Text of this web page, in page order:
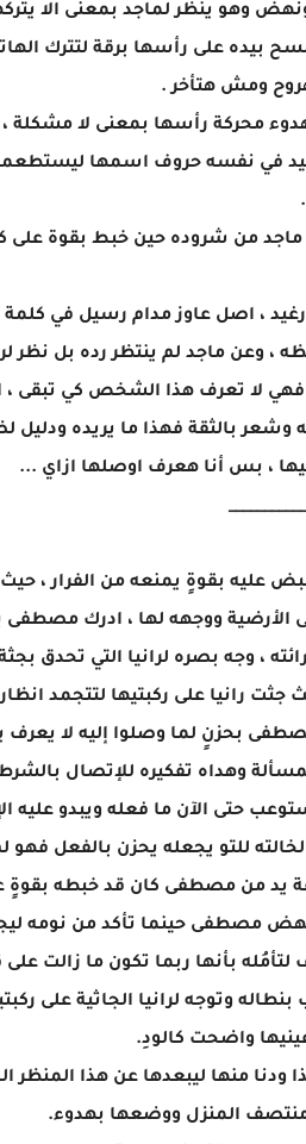
وهو ينظر لماجد بمعنى الا
بيده على رأسها برقة لتترك
ومش هتأخر .
محركة رأسها بمعنى لا مشكلة
في نفسه حروف اسمها
من شروده حين خبط بقوة على
، اصل عاوز مدام رسيل في كلمة
، وعن ماجد لم ينتظر رده بل نظر
لا تعرف هذا الشخص كي تبقى ،
وشعر بالثقة فهذا ما يريده
، بس أنا هعرف اوصلها ازاي ...
عليه بقوةٍ يمنعه من الفرار ،
الأرضية ووجهه لها ، ادرك مصطفى
، وجه بصره لرانيا التي تحدق
جثت رانيا على ركبتيها لتتجمد
بحزنٍ لما وصلوا إليه لا
وهداه تفكيره للإتصال
حتى الآن ما فعله ويبدو
لخالته للتو يجعله يحزن بالفعل
يد من مصطفى كان قد خبطه
مصطفى حينما تأكد من نومه
بأنها ربما تكون ما زالت على
وتوجه لرانيا الجاثية على
واضحت كالودِ.
ودنا منها ليبعدها عن هذا
منتصف المنزل ووضعها بهدوء.